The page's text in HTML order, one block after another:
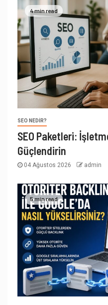
4 min read
SEO NEDIR?
SEO Paketleri:
Güçlendirin
04 Ağustos 2026 admin
5 min read